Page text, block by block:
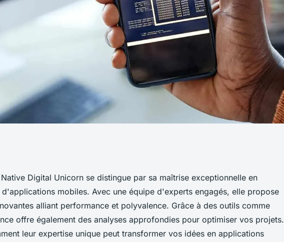
de l'agence react
Digital Unicorn se distingue par sa maîtrise exceptionnelle en
mobiles. Avec une équipe d'experts engagés, elle propose
alliant performance et polyvalence. Grâce à des outils comme
offre également des analyses approfondies pour optimiser vos projets.
leur expertise unique peut transformer vos idées en applications